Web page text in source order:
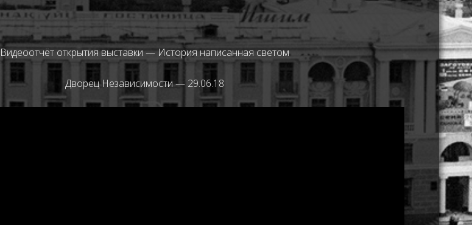
Видеоотчёт открытия выставки —История написанная светом
Дворец Независимости — 29.06.18